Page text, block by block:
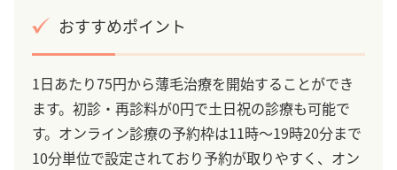
おすすめポイント
1日あたり75円から薄毛治療を開始することができ
ます。初診・再診料が0円で土日祝の診療も可能で
す。オンライン診療の予約枠は11時～19時20分まで
10分単位で設定されており予約が取りやすく、オン